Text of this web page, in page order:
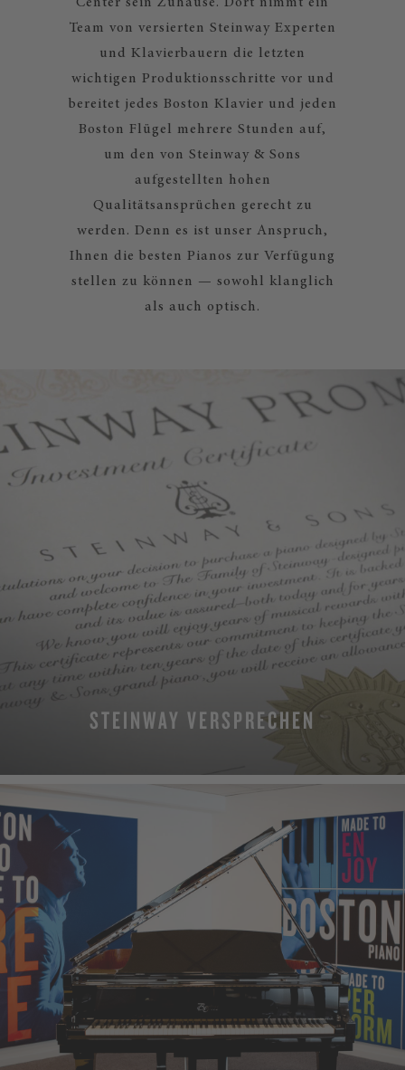
Team von versierten Steinway Experten
und Klavierbauern die letzten
wichtigen Produktionsschritte vor und
bereitet jedes Boston Klavier und jeden
Boston Flügel mehrere Stunden auf,
um den von Steinway & Sons
aufgestellten hohen
Qualitätsansprüchen gerecht zu
werden. Denn es ist unser Anspruch,
Ihnen die besten Pianos zur Verfügung
stellen zu können — sowohl klanglich
als auch optisch.
STEINWAY VERSPRECHEN